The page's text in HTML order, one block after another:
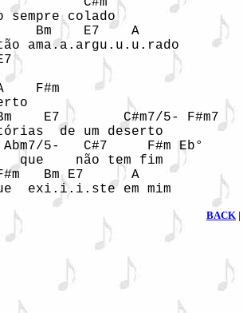
sempre colado
Bm    E7    A
ama.a.argu.u.u.rado
E7
F#m
E7        C#m7/5- F#m7
de um deserto
5-   C#7     F#m Eb°
que    não tem fim
F#m   Bm E7      A
exi.i.i.ste em mim
BACK |